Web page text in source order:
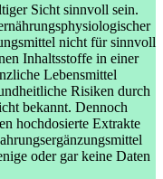
Sicht sinnvoll sein.
nicht für sinnvoll
Inhaltsstoffe in einer
Lebensmittel
Risiken durch
bekannt. Dennoch
hochdosierte Extrakte
oder gar keine Daten